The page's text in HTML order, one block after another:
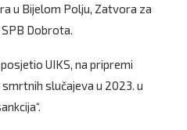
u Bijelom Polju, Zatvora za
Dobrota.
UIKS, na pripremi
slučajeva u 2023. u